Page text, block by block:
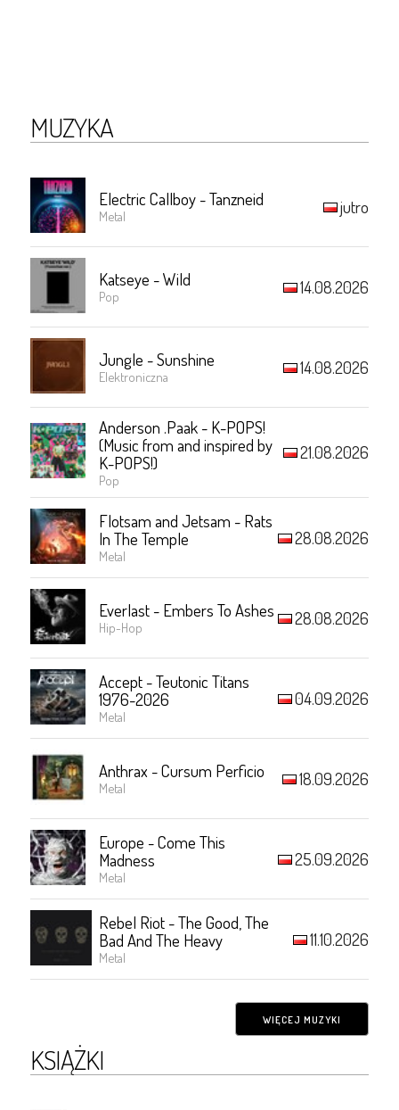
MUZYKA
Electric Callboy - Tanzneid
Metal jutro
Katseye - Wild
Pop 14.08.2026
Jungle - Sunshine
Elektroniczna 14.08.2026
Anderson .Paak - K-POPS!
(Music from and inspired by
K-POPS!)
Pop
21.08.2026
Flotsam and Jetsam - Rats
In The Temple
Metal
28.08.2026
Everlast - Embers To Ashes
Hip-Hop 28.08.2026
Accept - Teutonic Titans
1976-2026
Metal
04.09.2026
Anthrax - Cursum Perficio
Metal 18.09.2026
Europe - Come This
Madness
Metal
25.09.2026
Rebel Riot - The Good, The
Bad And The Heavy
Metal
11.10.2026
WIĘCEJ MUZYKI
KSIĄŻKI